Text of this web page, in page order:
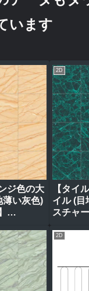
います
ジ色の大
薄い灰色)
2D
【タイ
イル (目
スチャ
2D